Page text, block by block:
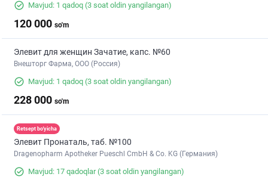
Mavjud: 1 qadoq (3 soat oldin yangilangan)
120 000 so'm
Элевит для женщин Зачатие, капс. №60
Внешторг Фарма, ООО (Россия)
Mavjud: 1 qadoq (3 soat oldin yangilangan)
228 000 so'm
Retsept bo'yicha
Элевит Пронаталь, таб. №100
Dragenopharm Apotheker Pueschl CmbH & Co. KG (Германия)
Mavjud: 17 qadoqlar(3 soat oldin yangilangan)